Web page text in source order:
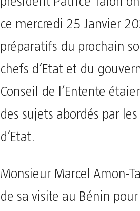
ce mercredi 25 Janvier
préparatifs du prochain
chefs d’Etat et du
Conseil de l’Entente
des sujets abordés par
d’Etat.
Monsieur Marcel Amon-
de sa visite au Bénin